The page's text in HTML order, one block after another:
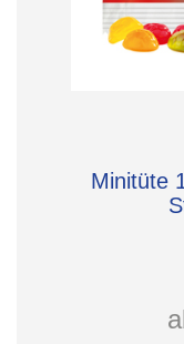
Minitüte